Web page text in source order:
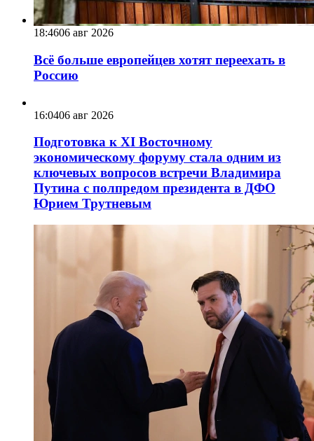
18:4606 авг 2026
Всё больше европейцев хотят переехать в
Россию
16:0406 авг 2026
Подготовка к XI Восточному
экономическому форуму стала одним из
ключевых вопросов встречи Владимира
Путина с полпредом президента в ДФО
Юрием Трутневым